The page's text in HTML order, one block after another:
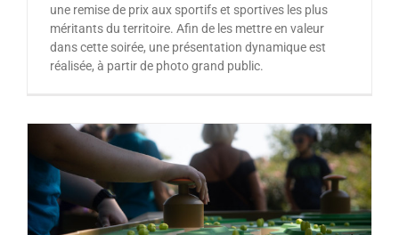
une remise de prix aux sportifs et sportives les plus
méritants du territoire. Afin de les mettre en valeur
dans cette soirée, une présentation dynamique est
réalisée, à partir de photo grand public.